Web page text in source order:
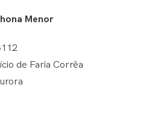
Menor
de Faria Corrêa